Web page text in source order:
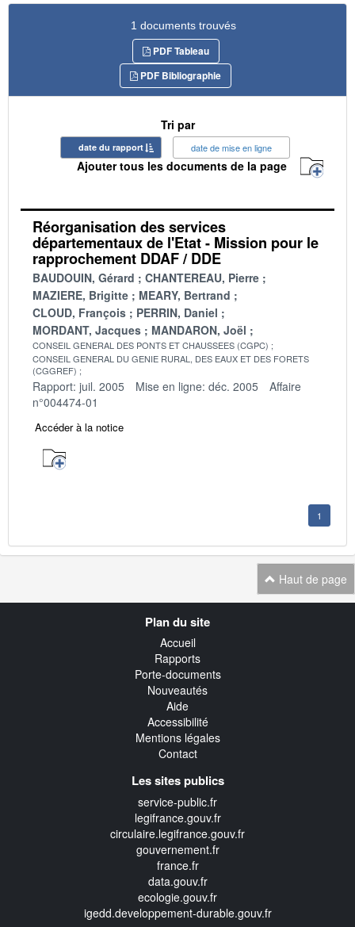
1 documents trouvés
PDF Tableau
PDF Bibliographie
Tri par
date du rapport date de mise en ligne
Ajouter tous les documents de la page
Réorganisation des services
départementaux de l'Etat - Mission pour le
rapprochement DDAF / DDE
BAUDOUIN, Gérard
CHANTEREAU, Pierre
MAZIERE, Brigitte
MEARY, Bertrand
CLOUD, François
PERRIN, Daniel
MORDANT, Jacques
MANDARON, Joël
CONSEIL GENERAL DES PONTS ET CHAUSSEES (CGPC)
CONSEIL GENERAL DU GENIE RURAL, DES EAUX ET DES FORETS
(CGGREF)
Rapport: juil. 2005 Mise en ligne: déc. 2005
Affaire
n°004474-01
Accéder à la notice
1
Haut de page
Plan du site
Accueil
Rapports
Porte-documents
Nouveautés
Aide
Accessibilité
Mentions légales
Contact
Les sites publics
service-public.fr
legifrance.gouv.fr
circulaire.legifrance.gouv.fr
gouvernement.fr
france.fr
data.gouv.fr
ecologie.gouv.fr
igedd.developpement-durable.gouv.fr